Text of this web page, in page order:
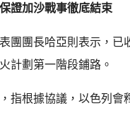
證加沙戰事徹底結束
團團長哈亞則表示，
計劃第一階段鋪路。
指根據協議，以色列